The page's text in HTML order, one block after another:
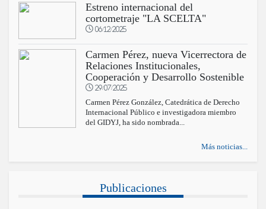
Estreno internacional del
cortometraje "LA SCELTA"
06/12/2025
Carmen Pérez, nueva Vicerrectora de
Relaciones Institucionales,
Cooperación y Desarrollo Sostenible
29/07/2025
Carmen Pérez González, Catedrática de Derecho
Internacional Público e investigadora miembro
del GIDYJ, ha sido nombrada...
Más noticias...
Publicaciones